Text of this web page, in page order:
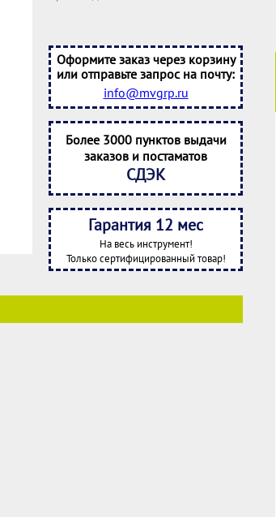
Оформите заказ через корзину
или отправьте запрос на почту:
info@mvgrp.ru
Более 3000 пунктов выдачи
заказов и постаматов
СДЭК
Гарантия 12 мес
На весь инструмент!
Только сертифицированный товар!